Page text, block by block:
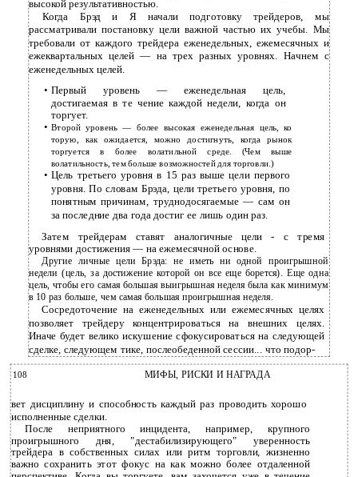
высокой результативностью.
Когда Брэд и Я начали подготовку трейдеров, мы
рассматривали постановку цели важной частью их учебы. Мы
требовали от каждого трейдера еженедельных, ежемесячных и
ежеквартальных целей — на трех разных уровнях. Начнем с
еженедельных целей.
• Первый уровень — еженедельная цель,
достигаемая в те чение каждой недели, когда он
торгует.
• Второй уровень — более высокая еженедельная цель, ко
торую, как ожидается, можно достигнуть, когда рынок
торгуется в более волатильной среде. (Чем выше
волатильность, тем больше возможностей для торговли.)
• Цель третьего уровня в 15 раз выше цели первого
уровня. По словам Брэда, цели третьего уровня, по
понятным причинам, труднодосягаемые — сам он
за последние два года достиг ее лишь один раз.
Затем трейдерам ставят аналогичные цели - с тремя
уровнями достижения — на ежемесячной основе.
Другие личные цели Брэда: не иметь ни одной проигрышной
недели (цель, за достижение которой он все еще борется). Еще одна
цель, чтобы его самая большая выигрышная неделя была как минимум
в 10 раз больше, чем самая большая проигрышная неделя.
Сосредоточение на еженедельных или ежемесячных целях
позволяет трейдеру концентрироваться на внешних целях.
Иначе будет велико искушение сфокусироваться на следующей
сделке, следующем тике, послеобеденной сессии... что подор-
108 МИФЫ, РИСКИ И НАГРАДА
вет дисциплину и способность каждый раз проводить хорошо
исполненные сделки.
После неприятного инцидента, например, крупного
проигрышного дня, "дестабилизирующего" уверенность
трейдера в собственных силах или ритм торговли, жизненно
важно сохранить этот фокус на как можно более отдаленной